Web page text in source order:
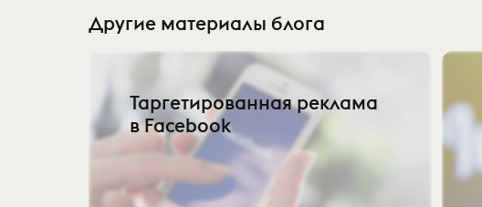
Другие материалы блога
Таргетированная реклама
в Facebook